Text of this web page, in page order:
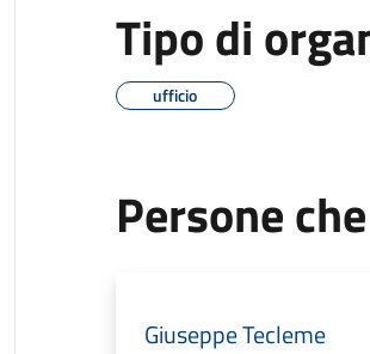
Tipo di
ufficio
Persone
Giuseppe Tecleme